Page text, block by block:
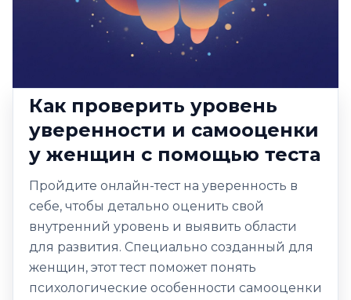
Как проверить уровень
уверенности и самооценки
у женщин с помощью теста
Пройдите онлайн-тест на уверенность в
себе, чтобы детально оценить свой
внутренний уровень и выявить области
для развития. Специально созданный для
женщин, этот тест поможет понять
психологические особенности самооценки